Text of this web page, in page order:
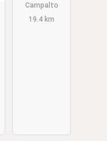
Campalto
19.4 km